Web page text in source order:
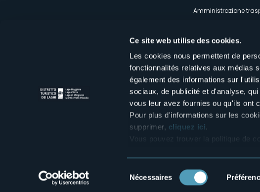
Ce site web utilise des cookies.
Les cookies nous permettent de
fonctionnalités relatives aux médias
également des informations sur
sociaux, de publicité et d'analyse,
vous leur avez fournies ou qu'ils ont
Pour plus d'informations sur les
supprimer, cliquez ici.
Vous pouvez trouver la politique de
du
Nécessaires
Amministrazione
Distretto Turistico dei Laghi Scrl
Sede legale e operativa: Corso Italia 26 - 28838 Stresa VB - Italy
e distrettolaghi@legalmail.it